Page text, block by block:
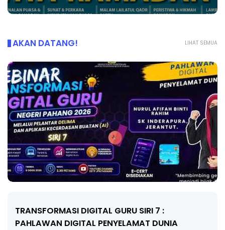
LIHAT SEMUA
AKAN DATANG!
MAJLIS ANUGERAH FFK (FESTIVAL LENSA
PENDIDIKAN - FLeP) 2026